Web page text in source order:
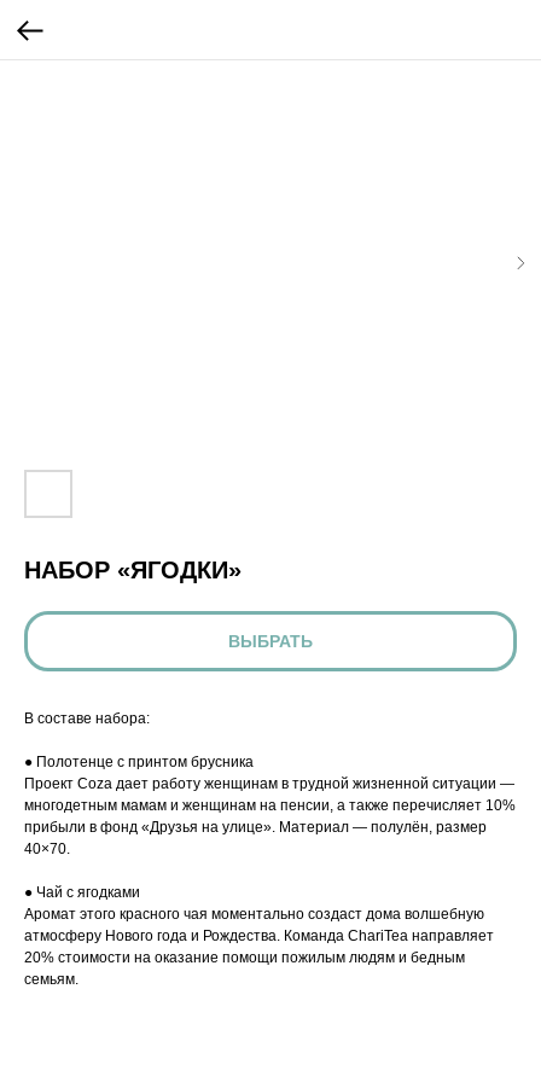
НАБОР «ЯГОДКИ»
ВЫБРАТЬ
В составе набора:
● Полотенце с принтом брусника
Проект Coza дает работу женщинам в трудной жизненной ситуации —
многодетным мамам и женщинам на пенсии, а также перечисляет 10%
прибыли в фонд «Друзья на улице». Материал — полулён, размер
40×70.
● Чай с ягодками
Аромат этого красного чая моментально создаст дома волшебную
атмосферу Нового года и Рождества. Команда ChariTea направляет
20% стоимости на оказание помощи пожилым людям и бедным
семьям.